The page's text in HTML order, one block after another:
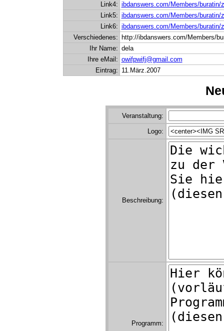
Link4: ibdanswers.com/Members/buratin/
Link5: ibdanswers.com/Members/buratin/
Link6: ibdanswers.com/Members/buratin/
Verschiedenes:
http://ibdanswers.com/Members/
Ihr Name: dela
Ihre eMail: owifpwifj@gmail.com
Eintrag: 11.März.2007
Veranstaltung:
Logo:
Beschreibung:
Programm: